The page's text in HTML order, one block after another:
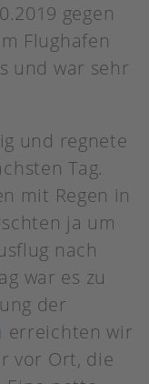
gegen
Flughafen
und war sehr
und regnete
Tag.
mit Regen in
ja um
nach
war es zu
der
erreichten wir
vor Ort, die